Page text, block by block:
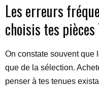
Les erreurs
choisis tes pièces
On constate souvent que
que de la sélection.
penser à tes tenues